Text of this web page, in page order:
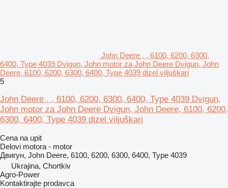
John Deere , , 6100, 6200, 6300,
6400, Type 4039 Dvigun, John motor za John Deere Dvigun, John
Deere, 6100, 6200, 6300, 6400, Type 4039 dizel viljuškari
5
John Deere , , 6100, 6200, 6300, 6400, Type 4039 Dvigun,
John motor za John Deere Dvigun, John Deere, 6100, 6200,
6300, 6400, Type 4039 dizel viljuškari
Cena na upit
Delovi motora - motor
Двигун, John Deere, 6100, 6200, 6300, 6400, Type 4039
Ukrajina, Chortkiv
Agro-Power
Kontaktirajte prodavca